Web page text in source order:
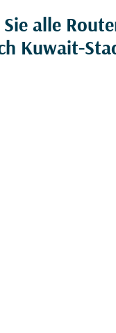
alle
Kuwait-